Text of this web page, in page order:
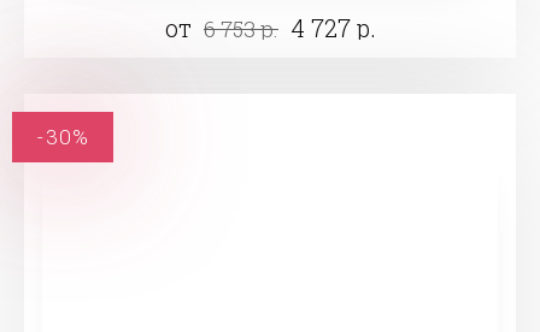
от 6 753 р. 4 727 р.
-30%